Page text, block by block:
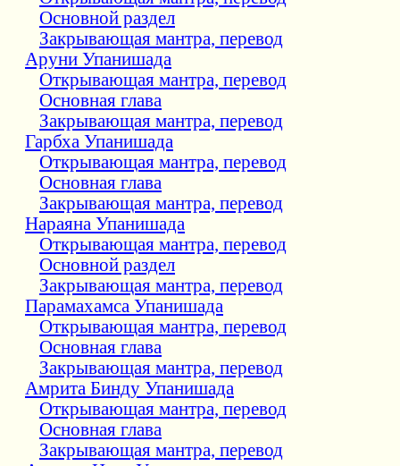
Основной раздел
Закрывающая мантра, перевод
Аруни Упанишада
Открывающая мантра, перевод
Основная глава
Закрывающая мантра, перевод
Гарбха Упанишада
Открывающая мантра, перевод
Основная глава
Закрывающая мантра, перевод
Нараяна Упанишада
Открывающая мантра, перевод
Основной раздел
Закрывающая мантра, перевод
Парамахамса Упанишада
Открывающая мантра, перевод
Основная глава
Закрывающая мантра, перевод
Амрита Бинду Упанишада
Открывающая мантра, перевод
Основная глава
Закрывающая мантра, перевод